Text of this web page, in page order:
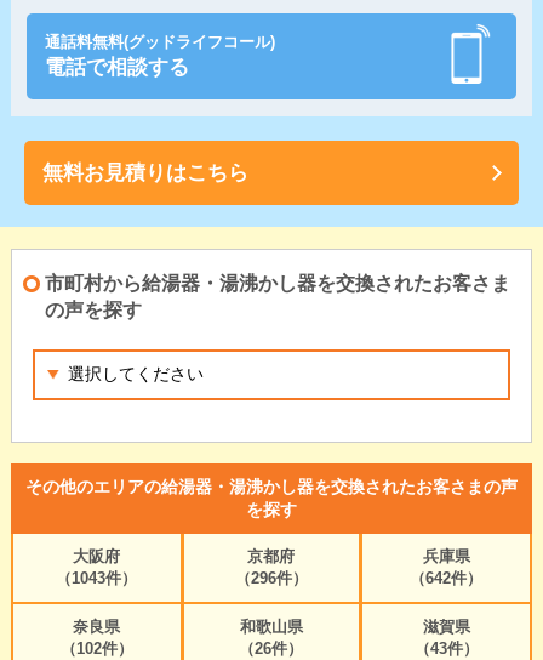
通話料無料(グッドライフコール)
電話で相談する
無料お見積りはこちら
市町村から給湯器・湯沸かし器を交換されたお客さま
の声を探す
その他のエリアの給湯器・湯沸かし器を交換されたお客さまの声
を探す
大阪府
（1043件）
京都府
（296件）
兵庫県
（642件）
奈良県
（102件）
和歌山県
（26件）
滋賀県
（43件）